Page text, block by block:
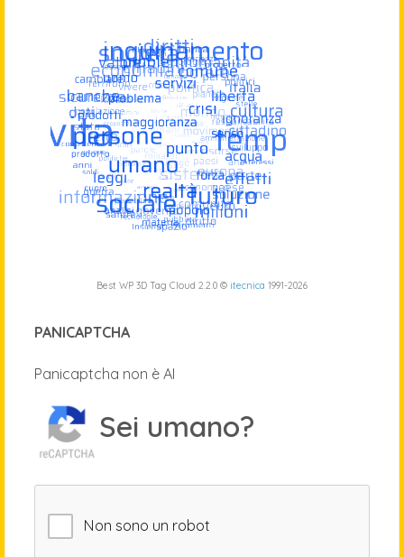
Best WP 3D Tag Cloud 2.2.0 © itecnica 1991-2026
PANICAPTCHA
Panicaptcha non è AI
Sei umano?
Non sono un robot